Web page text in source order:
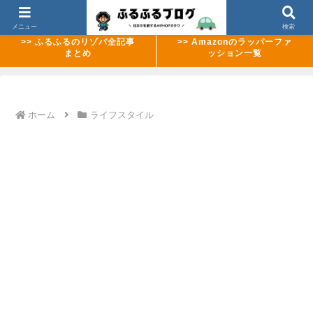
>> 【2026年8月最新】ABEMAのMCバトル配信ラッシュまとめ
>> ふるふるのリゾバ全記事
まとめ
>> Amazonのラッパーファ
ッション一覧
ホーム ライフスタイル
メニュー 検索